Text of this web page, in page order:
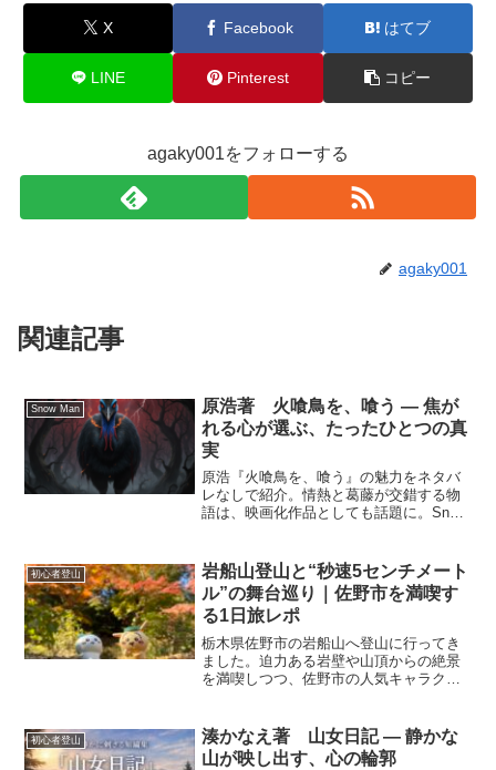
X Facebook はてブ
LINE Pinterest コピー
agaky001をフォローする
agaky001
関連記事
Snow Man
原浩著 火喰鳥を、喰う ― 焦が
れる心が選ぶ、たったひとつの真
実
原浩『火喰鳥を、喰う』の魅力をネタバ
レなしで紹介。情熱と葛藤が交錯する物
語は、映画化作品としても話題に。Snow
初心者登山
岩船山登山と“秒速5センチメート
ル”の舞台巡り｜佐野市を満喫す
る1日旅レポ
栃木県佐野市の岩船山へ登山に行ってき
ました。迫力ある岩壁や山頂からの絶景
を満喫しつつ、佐野市の人気キャラクタ
旅の様子を詳しくレポートします。
初心者登山
湊かなえ著 山女日記 ― 静かな
山が映し出す、心の輪郭